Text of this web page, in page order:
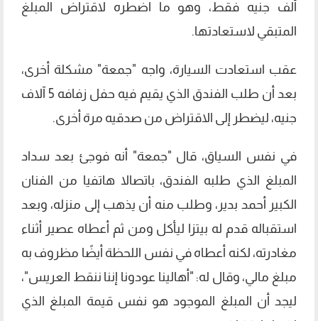
ألف جنيه فقط، وهو ما اضطره لاقتراض المبلغ
المتبقي لاستعادتها.
عقب استعادت السيارة، واجه "جمعة" مشكلة أخرى،
بعد أن طلب الفندق الذي يقيم فيه حفل زفافه 5 آلاف
جنيه، ليضطر إلى الاقتراض من صدقيه مرة أخرى.
في نفس السياق، قال "جمعة" أنه فوجئ بعد سداد
المبلغ الذي طلبه الفندق، باتصالا هاتفيا من الفنان
الكبير أحمد بدير، وطلب منه أن يذهب إلى منزله، وبعد
استقباله قدم له بيتزا ليأكل ومن ثم أعطاه عصير أثناء
مغادرته، لكنه أعطاه في نفس اللحظة أيضًا مظروف به
مبلغ مالي، وقال له: "أهالينا عودونا إننا ننقط العريس"،
ليجد أن المبلغ الموجود هو نفس قيمة المبلغ الذي